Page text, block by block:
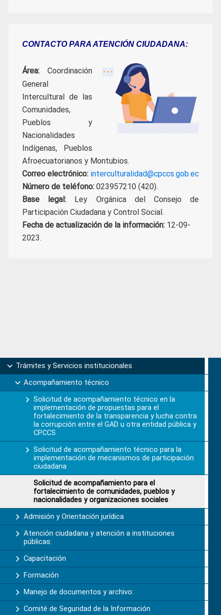
CONTACTO PARA ATENCIÓN CIUDADANA:
Área: Coordinación
General
Intercultural de las
Comunidades,
Pueblos y
Nacionalidades
Indígenas, Pueblos
Afroecuatorianos y Montubios.
Correo electrónico: interculturalidad@cpccs.gob.ec
Número de teléfono: 023957210 (420).
Base legal: Ley Orgánica del Consejo de
Participación Ciudadana y Control Social.
Fecha de actualización de la información: 12-09-
2023.
Primary
Sidebar
Trámites y Servicios institucionales
Acompañamiento técnico
Solicitud de acompañamiento técnico en la
implementación de propuestas para el
fortalecimiento de la transparencia y lucha contra
la corrupción entre el GAD u otra entidad pública y
CPCCS
Solicitud de acompañamiento técnico para la
implementación de mecanismos de participación
ciudadana
Solicitud de acompañamiento para el
fortalecimiento de comunidades, pueblos y
nacionalidades y organizaciones sociales
Admisión y Orientación jurídica
Atención ciudadana y atención a instituciones
públicas:
Capacitación
Formación
Manejo de documentos y archivo:
Comité de Seguridad de la Información